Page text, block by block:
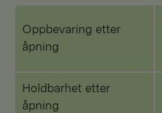
Oppbevaring etter
åpning
Holdbarhet etter
åpning